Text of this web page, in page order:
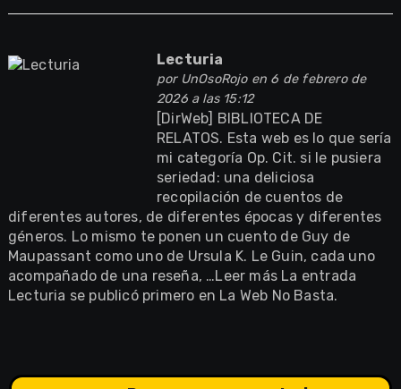
Lecturia
por UnOsoRojoen 6 de febrero de
2026 a las 15:12
[DirWeb] BIBLIOTECA DE
RELATOS. Esta web es lo que sería
mi categoría Op. Cit. si le pusiera
seriedad: una deliciosa
recopilación de cuentos de
diferentes autores, de diferentes épocas y diferentes
géneros. Lo mismo te ponen un cuento de Guy de
Maupassant como uno de Ursula K. Le Guin, cada uno
acompañado de una reseña, …Leer más La entrada
Lecturia se publicó primero en La Web No Basta.